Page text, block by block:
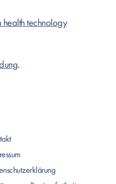
health technology
.